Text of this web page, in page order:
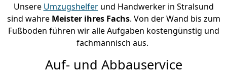
Unsere Umzugshelferund Handwerker in Stralsund
sind wahre Meister ihres Fachs. Von der Wand bis zum
Fußboden führen wir alle Aufgaben kostengünstig und
fachmännisch aus.
Auf- und Abbauservice